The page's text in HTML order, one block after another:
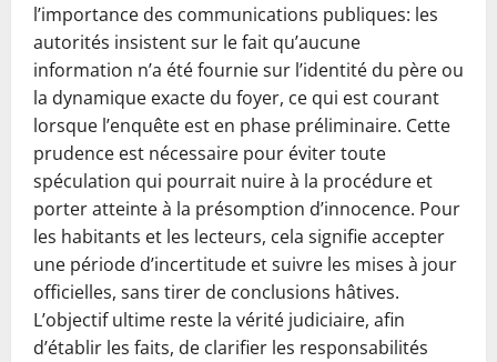
l’importance des communications publiques: les
autorités insistent sur le fait qu’aucune
information n’a été fournie sur l’identité du père ou
la dynamique exacte du foyer, ce qui est courant
lorsque l’enquête est en phase préliminaire. Cette
prudence est nécessaire pour éviter toute
spéculation qui pourrait nuire à la procédure et
porter atteinte à la présomption d’innocence. Pour
les habitants et les lecteurs, cela signifie accepter
une période d’incertitude et suivre les mises à jour
officielles, sans tirer de conclusions hâtives.
L’objectif ultime reste la vérité judiciaire, afin
d’établir les faits, de clarifier les responsabilités